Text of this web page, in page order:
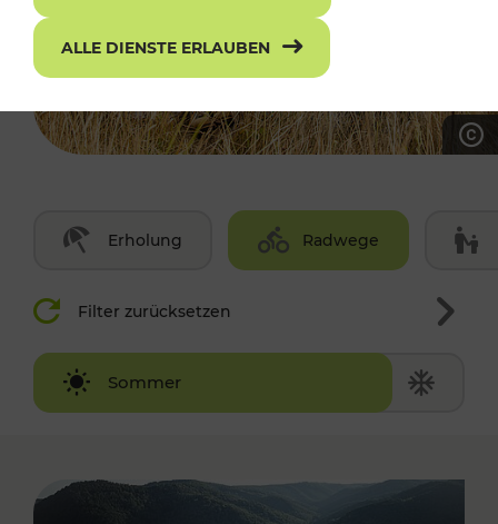
Erholung Radwege
Filter zurücksetzen
Sommer
Winter
ALLE DIENSTE ERLAUBEN